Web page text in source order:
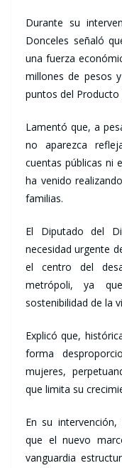
Durante su
Donceles señaló
una fuerza
millones de pesos
puntos del
Lamentó que, a
no aparezca
cuentas públicas ni
ha venido
familias.
El Diputado del
necesidad urgente
el centro del
metrópoli, ya
sostenibilidad de la
Explicó que,
forma
mujeres,
que limita su
En su
que el nuevo
vanguardia